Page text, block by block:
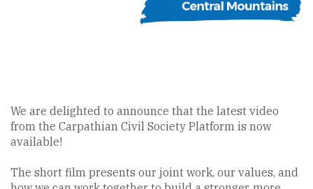
We are delighted to announce that the latest video
from the Carpathian Civil Society Platform is now
available!
The short film presents our joint work, our values, and